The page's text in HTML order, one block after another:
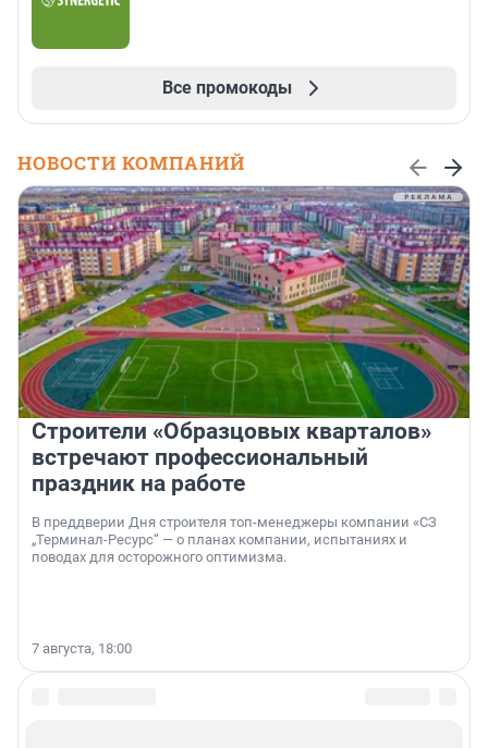
Все промокоды
НОВОСТИ КОМПАНИЙ
Строители «Образцовых кварталов»
встречают профессиональный
праздник на работе
В преддверии Дня строителя топ-менеджеры компании «СЗ
„Терминал-Ресурс“ — о планах компании, испытаниях и
поводах для осторожного оптимизма.
7 августа, 18:00